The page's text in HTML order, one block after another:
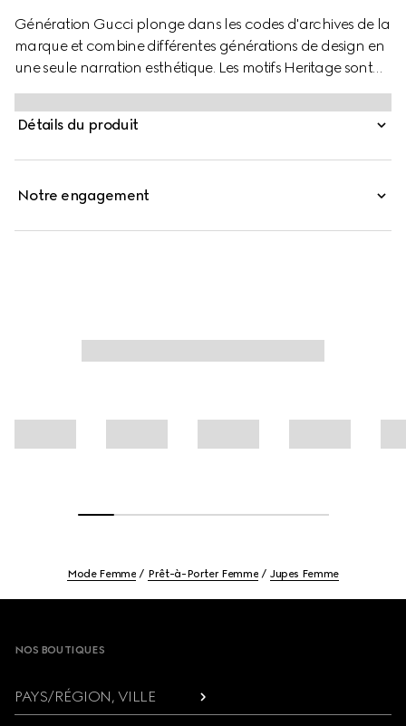
Génération Gucci plonge dans les codes d'archives de la
marque et combine différentes générations de design en
une seule narration esthétique. Les motifs Heritage sont
vus sous un nouveau jour à travers un prisme
contemporain et des silhouettes sans effort.
Confectionnée en soie, cette jupe midi plissée se distingue
Détails du produit
Notre engagement
Mode Femme Prêt-à-Porter Femme Jupes Femme
NOS BOUTIQUES
PAYS/RÉGION, VILLE